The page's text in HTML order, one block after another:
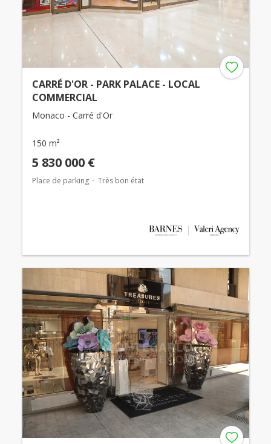
CARRÉ D'OR - PARK PALACE - LOCAL
COMMERCIAL
Monaco - Carré d'Or
150 m²
5 830 000 €
Place de parking Très bon état